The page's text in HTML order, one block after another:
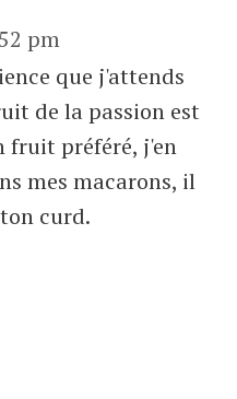
pm
que j'attends
de la passion est
fruit préféré, j'en
mes macarons, il
curd.